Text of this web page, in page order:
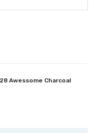
Awessome Charcoal